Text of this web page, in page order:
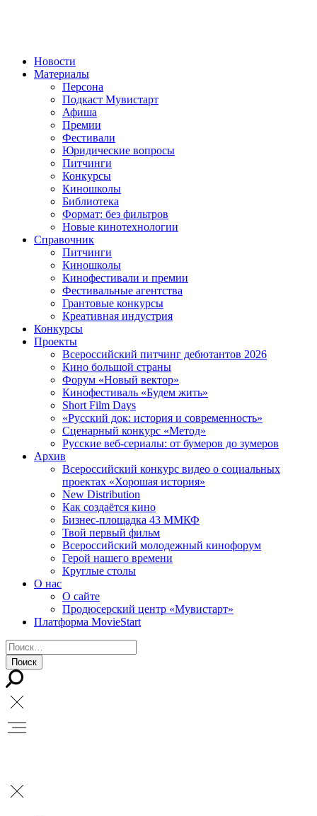
Новости
Материалы
Персона
Подкаст Мувистарт
Афиша
Премии
Фестивали
Юридические вопросы
Питчинги
Конкурсы
Киношколы
Библиотека
Формат: без фильтров
Новые кинотехнологии
Справочник
Питчинги
Киношколы
Кинофестивали и премии
Фестивальные агентства
Грантовые конкурсы
Креативная индустрия
Конкурсы
Проекты
Всероссийский питчинг дебютантов 2026
Кино большой страны
Форум «Новый вектор»
Кинофестиваль «Будем жить»
Short Film Days
«Русский док: история и современность»
Сценарный конкурс «Метод»
Русские веб-сериалы: от бумеров до зумеров
Архив
Всероссийский конкурс видео о социальных
проектах «Хорошая история»
New Distribution
Как создаётся кино
Бизнес-площадка 43 ММКФ
Твой первый фильм
Всероссийский молодежный кинофорум
Герой нашего времени
Круглые столы
О нас
О сайте
Продюсерский центр «Мувистарт»
Платформа MovieStart